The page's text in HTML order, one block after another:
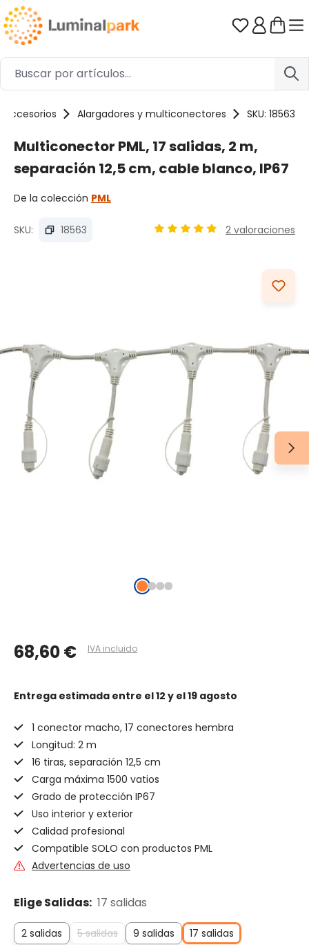
Saltar al contenido principal Tienes 0
Accesorios Alargadores y multiconectores SKU: 18563
Multiconector PML, 17 salidas, 2 m,
separación 12,5 cm, cable blanco, IP67
De la colección PML
SKU: 18563 2 valoraciones
68,60 € IVA incluido
Entrega estimada entre el 12 y el 19 agosto
1 conector macho, 17 conectores hembra
Longitud: 2 m
16 tiras, separación 12,5 cm
Carga máxima 1500 vatios
Grado de protección IP67
Uso interior y exterior
Calidad profesional
Compatible SOLO con productos PML
Advertencias de uso
Elige Salidas: 17 salidas
2 salidas 5 salidas 9 salidas 17 salidas